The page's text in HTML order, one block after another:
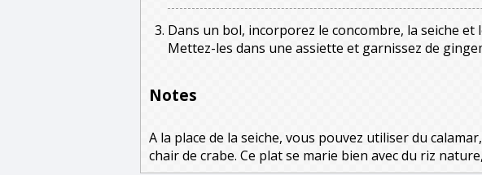
Dans un bol, incorporez le concombre, la seiche et
Mettez-les dans une assiette et garnissez de
Notes
A la place de la seiche, vous pouvez utiliser du
chair de crabe. Ce plat se marie bien avec du riz